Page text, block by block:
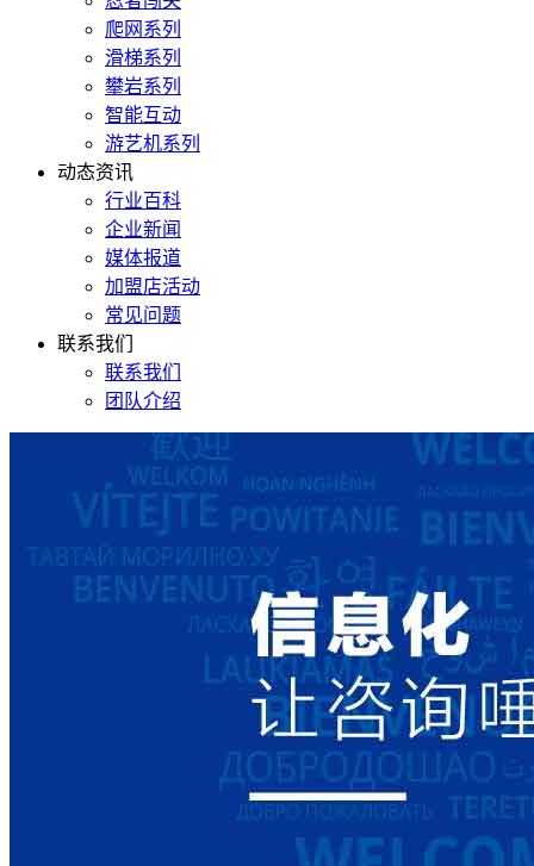
爬网系列
滑梯系列
攀岩系列
智能互动
游艺机系列
动态资讯
行业百科
企业新闻
媒体报道
加盟店活动
常见问题
联系我们
联系我们
团队介绍